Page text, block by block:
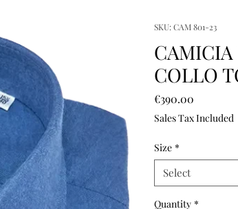
SKU: CAM 801-23
CAMICIA
COLLO
€390.00
Sales Tax Included
Size *
Select
Quantity *